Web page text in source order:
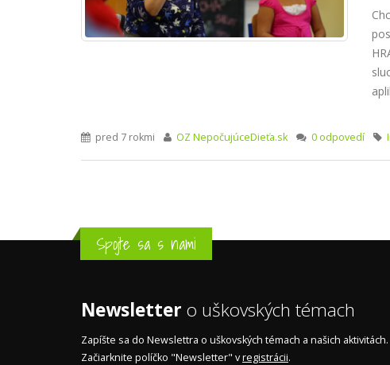
pred 7 rokmi OZ NepočujúceDieťa.sk 0 odpovedí
Spojte sa s nami
Newsletter o uškovských témach
Zapíšte sa do Newslettra o uškovských témach a našich aktivitách.
Začiarknite políčko "Newsletter" vregistrácii.